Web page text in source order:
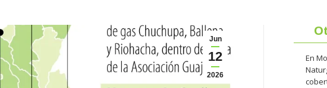
Jun
12
2026
En